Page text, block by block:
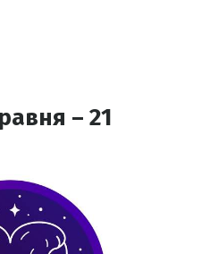
– 21